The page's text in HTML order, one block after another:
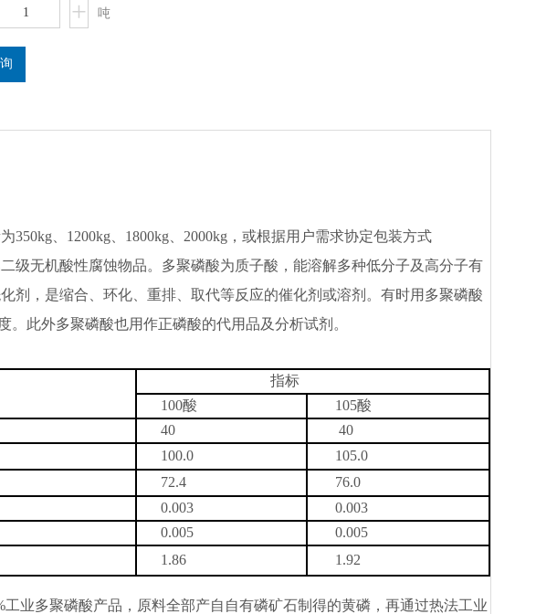
1 + 吨
350kg 1200kg 1800kg 2000kg ， 或根据用户需求协定包装方式
级无机酸性腐蚀物品。多聚磷酸为质子酸，能溶解多种低分子及高分子有
剂，是缩合、环化、重排、取代等反应的催化剂或溶剂。有时用多聚磷酸
此外多聚磷酸也用作正磷酸的代用品及分析试剂。
指标
100酸
105酸
40
40
100.0
105.0
72.4
76.0
0.003
0.003
0.005
0.005
1.86 1.92
工业多聚磷酸产品，原料全部产自自有磷矿石制得的黄磷，再通过热法工业